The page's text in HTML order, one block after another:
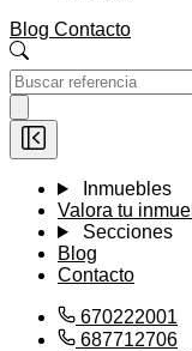
Blog Contacto
Inmuebles
Valora tu
Secciones
Blog
Contacto
670222001
687712706